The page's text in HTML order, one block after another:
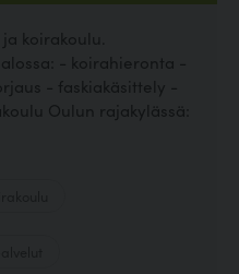
koirakoulu.
- koirahieronta -
- faskiakäsittely -
Oulun rajakylässä: